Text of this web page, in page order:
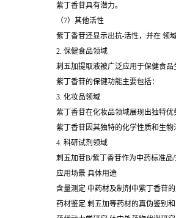
紫丁香苷具有潜力。
（7）其他活性
紫丁香苷还显示出抗 活性，并在 领
2. 保健食品领域
刺五加提取液被广泛应用于保健食
紫丁香苷的保健功能主要包括：
3. 化妆品领域
紫丁香苷在化妆品领域展现出独特
紫丁香苷因其独特的化学性质和生物
4. 科研试剂领域
刺五加苷B/紫丁香苷作为中药标准品/
应用场景 具体用途
含量测定 中药材及制剂中紫丁香苷
药材鉴定 刺五加等药材的真伪鉴别